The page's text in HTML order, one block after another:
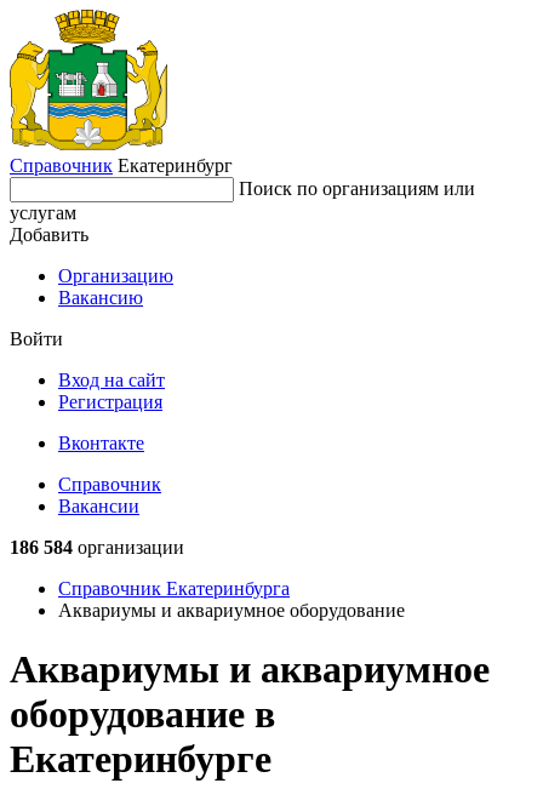
Справочник Екатеринбург
Поиск по организациям или
услугам
Добавить
Организацию
Вакансию
Войти
Вход на сайт
Регистрация
Вконтакте
Справочник
Вакансии
186 584 организации
Справочник Екатеринбурга
Аквариумы и аквариумное оборудование
Аквариумы и аквариумное
оборудование в
Екатеринбурге